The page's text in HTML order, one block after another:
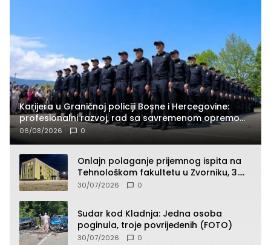
Karijera u Graničnoj policiji Bosne i Hercegovine:
profesionalni razvoj, rad sa savremenom opremom
i služba građanima
06/08/2026 0
Onlajn polaganje prijemnog ispita na
Tehnološkom fakultetu u Zvorniku, 3.
septembra u 9.00 časova
30/07/2026 0
Sudar kod Kladnja: Jedna osoba
poginula, troje povrijeđenih (FOTO)
30/07/2026 0